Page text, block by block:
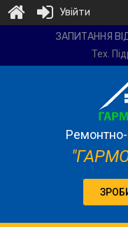
компанія
ЗАПИТАННЯ
Тех.
Ремонтно-
Увійти